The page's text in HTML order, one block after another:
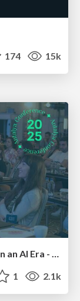
174 15k
1 2.1k